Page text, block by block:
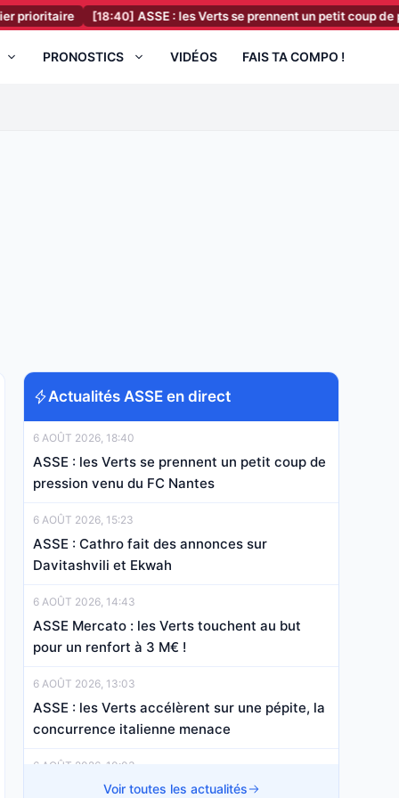
[18:40] ASSE : les Verts se prennent un petit coup de pression
PRONOSTICS VIDÉOS FAIS TA COMPO !
Actualités ASSE en direct
6 AOÛT 2026, 18:40
ASSE : les Verts se prennent un petit coup de
pression venu du FC Nantes
6 AOÛT 2026, 15:23
ASSE : Cathro fait des annonces sur
Davitashvili et Ekwah
6 AOÛT 2026, 14:43
ASSE Mercato : les Verts touchent au but
pour un renfort à 3 M€ !
6 AOÛT 2026, 13:03
ASSE : les Verts accélèrent sur une pépite, la
concurrence italienne menace
6 AOÛT 2026, 10:03
ASSE : Le mercato des Verts va encore
Voir toutes les actualités